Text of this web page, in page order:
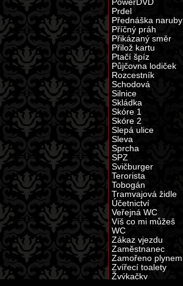
PowerDVD
Prdel
Přednáška naruby
Příčný práh
Přikázaný směr
Přilož kartu
Ptačí špíz
Půjčovna lodiček
Rozcestník
Schodová
Silnice
Skládka
Skóre 1
Skóre 2
Slepá ulice
Sleva
Sprcha
SPZ
Svičburger
Terorista
Tobogán
Tramvajová židle
Účetnictví
Veřejná WC
Víš co mi můžeš
WC
Zákaz vjezdu
Zaměstnanec
Zamořeno plynem
Zvířecí toalety
Žvýkačky